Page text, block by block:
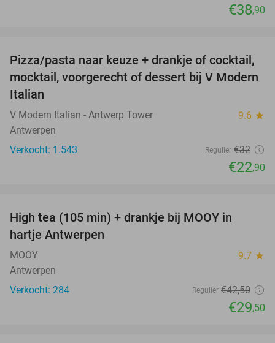
€38,90
28%
Pizza/pasta naar keuze + drankje of cocktail,
mocktail, voorgerecht of dessert bij V Modern
Italian
V Modern Italian - Antwerp Tower 9.6 star
Antwerpen
Verkocht: 1.543
Regulier €32
€22,90
High tea (105 min) + drankje bij MOOY in
hartje Antwerpen
MOOY 9.7 star
Antwerpen
Verkocht: 284
Regulier €42,50
€29,50